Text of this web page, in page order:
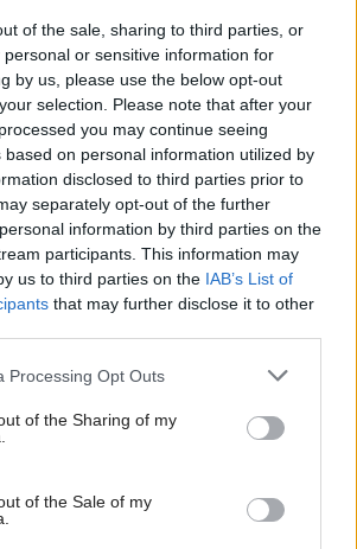
of the sale, sharing to third parties, or
or sensitive information for
by us, please use the below opt-out
selection. Please note that after your
you may continue seeing
based on personal information utilized by
disclosed to third parties prior to
separately opt-out of the further
information by third parties on the
participants. This information may
us to third parties on the IAB’s List of
that may further disclose it to other
website/app uses one or more Google
or usage behaviour. You may click to
to Google and its third-party tags to
specified purposes in below Google
Processing Opt Outs
of the Sharing of my
of the Sale of my
na dom: Aké druhy majú
a o ktoré sa netreba veľa
Urob si sám